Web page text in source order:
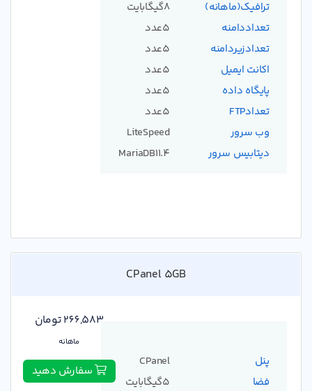
ترافیک(ماهانه)
تعداددامنه
تعدادزیردامنه
اکانت ایمیل
پایگاه داده
تعدادFTP
وب سرور
دیتابیس سرور
8گیگابایت
5عدد
5عدد
5عدد
5عدد
5عدد
LiteSpeed
MariaDB11.4
CPanel 5GB
پنل
فضا
CPanel
5گیگابایت
266,583 تومان
ماهانه
سفارش دهید